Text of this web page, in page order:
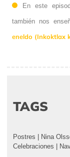
En este
también nos
eneldo (Inkoktlax
TAGS
Postres Nina
Celebraciones